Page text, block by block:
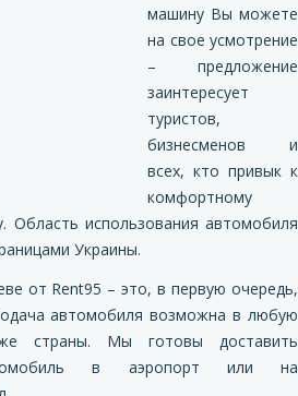
машину Вы можете
на свое усмотрение
– предложение
заинтересует
туристов,
бизнесменов и
всех, кто привык к
комфортному
Область использования автомобиля
Украины.
от Rent95 – это, в первую очередь,
автомобиля возможна в любую
страны. Мы готовы доставить
в аэропорт или на